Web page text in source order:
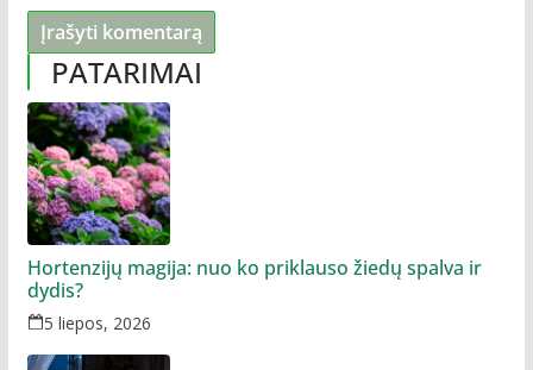
PATARIMAI
Hortenzijų magija: nuo ko priklauso žiedų spalva ir
dydis?
5 liepos, 2026